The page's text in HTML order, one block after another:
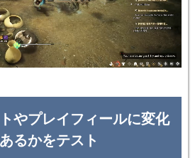
やプレイフィールに変化
るかをテスト